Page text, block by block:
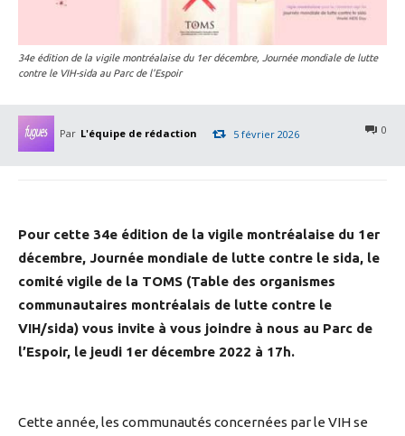
34e édition de la vigile montréalaise du 1er décembre, Journée mondiale de lutte
contre le VIH-sida au Parc de l'Espoir
Par L'équipe de rédaction 0
5 février 2026
Pour cette 34e édition de la vigile montréalaise du 1er
décembre, Journée mondiale de lutte contre le sida, le
comité vigile de la TOMS (Table des organismes
communautaires montréalais de lutte contre le
VIH/sida) vous invite à vous joindre à nous au Parc de
l’Espoir, le jeudi 1er décembre 2022 à 17h.
Cette année, les communautés concernées par le VIH se